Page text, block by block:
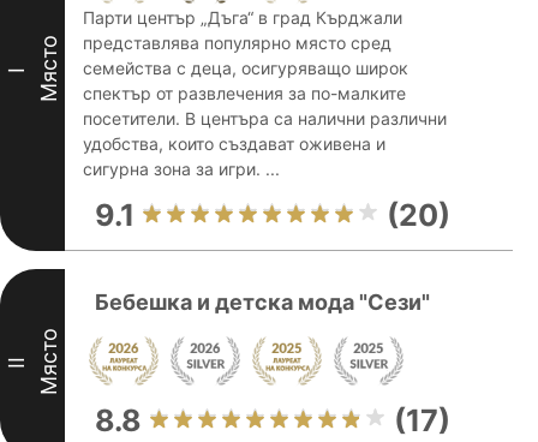
I Място
Парти център „Дъга“ в град Кърджали
представлява популярно място сред
семейства с деца, осигуряващо широк
спектър от развлечения за по-малките
посетители. В центъра са налични различни
удобства, които създават оживена и
сигурна зона за игри. ...
9.1 (20)
II Място
Бебешка и детска мода "Сези"
8.8 (17)